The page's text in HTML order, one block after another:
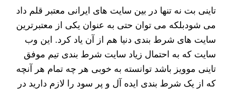
تاینی بت نه تنها در بین سایت های ایرانی معتبر قلم داد
می شودبلکه می توان حتی به عنوان یکی از معتبرترین
سایت های شرط بندی دنیا هم از آن یاد کرد. این وب
سایت که به احتمال زیاد سایت شرط بندی تیم موفق
تاینی موویز باشد توانسته به خوبی هر چه تمام هر آنچه
که از یک شرط بندی ایده آل و پر سود را لازم دارید در